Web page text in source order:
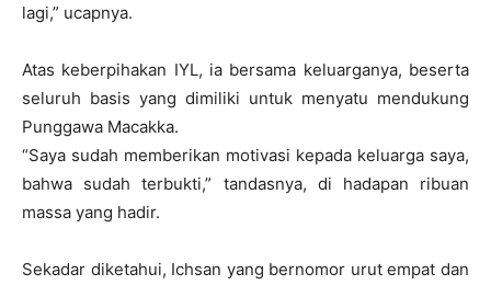
lagi,” ucapnya.
Atas keberpihakan IYL, ia bersama keluarganya, beserta
seluruh basis yang dimiliki untuk menyatu mendukung
Punggawa Macakka.
“Saya sudah memberikan motivasi kepada keluarga saya,
bahwa sudah terbukti,” tandasnya, di hadapan ribuan
massa yang hadir.
Sekadar diketahui, Ichsan yang bernomor urut empat dan